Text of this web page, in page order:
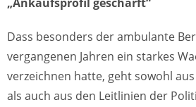
Dass besonders der ambulante
vergangenen Jahren ein starkes
verzeichnen hatte, geht sowohl
als auch aus den Leitlinien der